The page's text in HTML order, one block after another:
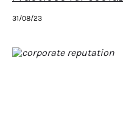
31/08/23